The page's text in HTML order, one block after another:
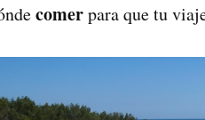
comerpara que tu